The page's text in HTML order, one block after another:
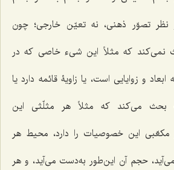
نظر تصوّر ذهنی، نه تعیّن خارجی؛ چون
نمی‌کند که مثلاً این شیء خاصی که در
و زوایایی است، یا زاویۀ قائمه دارد یا
بحث می‌کند که مثلاً هر مثلّثی این
مکعّبی این خصوصیات را دارد، محیط هر
حجم آن این‌طور به‌دست می‌آید، و هر